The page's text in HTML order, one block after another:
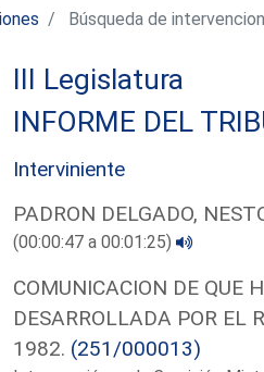
Búsqueda de
III Legislatura
INFORME DEL
Interviniente
PADRON DELGADO,
(00:00:47 a 00:01:25)
COMUNICACION DE QUE
DESARROLLADA POR EL
1982. (251/000013)